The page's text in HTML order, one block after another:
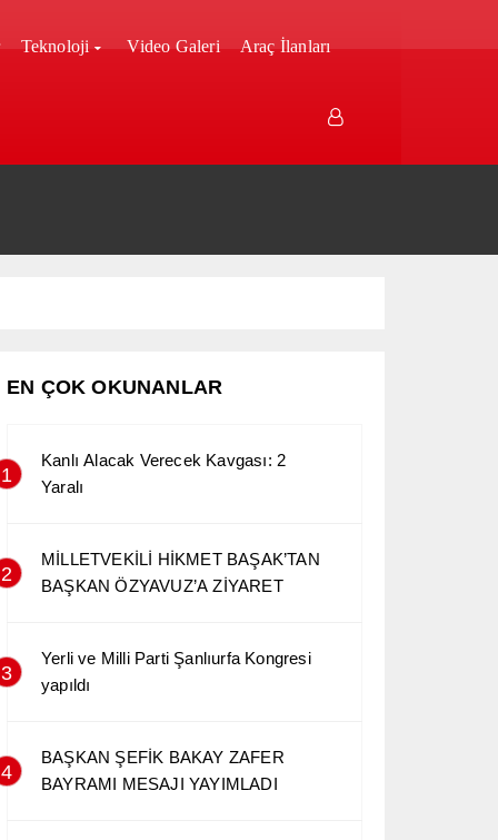
Teknoloji Video Galeri Araç İlanları
EN ÇOK OKUNANLAR
1
Kanlı Alacak Verecek Kavgası: 2
Yaralı
2
MİLLETVEKİLİ HİKMET BAŞAK’TAN
BAŞKAN ÖZYAVUZ’A ZİYARET
3
Yerli ve Milli Parti Şanlıurfa Kongresi
yapıldı
4
BAŞKAN ŞEFİK BAKAY ZAFER
BAYRAMI MESAJI YAYIMLADI